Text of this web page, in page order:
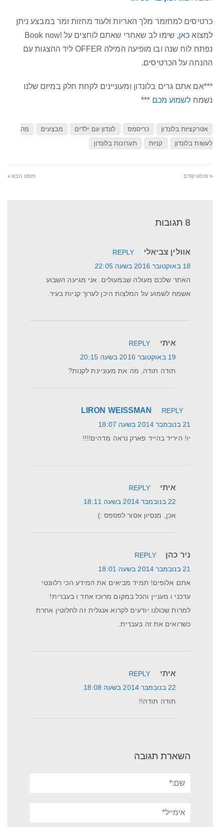
כרטיסים למחזמר מלך האריות ולעוד מחזות זמר במבצע ניתן
למצוא כאן
, שימו לב שאחרי שאתם לוחצים על !Book now
נפתח לוח שנה ובו מופיעה המילה OFFER ליד ההצגות עם
ההנחה על הכרטיסים.
***אם אתם גרים בלונדון ומעוניינים לקחת חלק במיזם שלנו
נשמח לשמוע מכם ***
אטרקציות בלונדון כריסמס לונדון עם ילדים מבצעים
מה
לעשות בלונדון
קניות תערוכות בלונדון
« פוסט קודם פוסט הבא »
8 תגובות
אוולין צביאלי
REPLY
18 באוקטובר 2016 בשעה 22:05
האתר שלכם מעולה שבמעולים. אני מגיעה השבוע
אשמח לשמוע על המלצות היכן לערוך קניות בעיר.
איתי
REPLY
19 באוקטובר 2016 בשעה 20:15
תודה תודה, מה את מעוניינת לקנות?
LIRON WEISSMAN
REPLY
21 בנובמבר 2014 בשעה 18:07
יו! היריד בהייד פארק נראה מדהים!!!!
איתי
REPLY
22 בנובמבר 2014 בשעה 18:11
אכן, מנסיון אסור לפספס :)
ניר כהן
REPLY
21 בנובמבר 2014 בשעה 18:01
אתם אלופים! תמיד מביאים את המידע הכי רלוונטי
עדכני ו מעניין והכל במקום מרוכז אחד ו בעברית!
למרות שכולנו יודעים לקרוא אנגלית זה לחלוטין אחרת
כשרואים את זה בעברית.
איתי
REPLY
22 בנובמבר 2014 בשעה 18:08
תודה תודה!!
השארת תגובה